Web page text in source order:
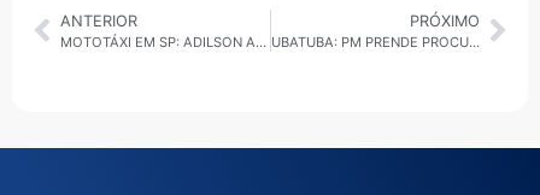
ANTERIOR
MOTOTÁXI EM SP: ADILSON AMADEU ALERTA PARA PERIGOS E É 100% CONTRA A REGULAMENTAÇÃO
PRÓXIMO
UBATUBA: PM PRENDE PROCURADO POR ESTUPRO DE VULNERÁVEL NO BAIRRO LÁZARO